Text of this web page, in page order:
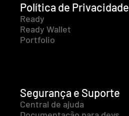
Política de Privacidade
Ready
Ready Wallet
Portfolio
Segurança e Suporte
Central de ajuda